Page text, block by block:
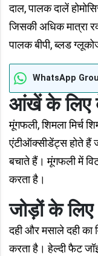
दाल, पालक दालें
जिसकी अधिक मात्रा
पालक बीपी, ब्लड
WhatsApp
आंखें के लिए
मूंगफली, शिमला मिर्च
एंटीऑक्सीडेंट्स होते हैं
बचाते हैं। मूंगफली में
करता है।
जोड़ों के लिए
दही और मसाले दही का
करता है। हेल्दी फैट